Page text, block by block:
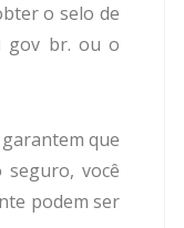
o selo de
gov br. ou o
que
seguro, você
podem ser